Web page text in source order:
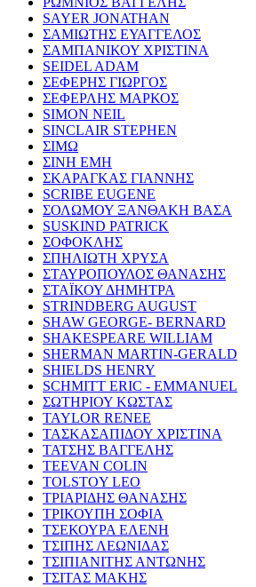
SAYER JONATHAN
ΣΑΜΙΩΤΗΣ ΕΥΑΓΓΕΛΟΣ
ΣΑΜΠΑΝΙΚΟΥ ΧΡΙΣΤΙΝΑ
SEIDEL ADAM
ΣΕΦΕΡΗΣ ΓΙΩΡΓΟΣ
ΣΕΦΕΡΛΗΣ ΜΑΡΚΟΣ
SIMON NEIL
SINCLAIR STEPHEN
ΣΙΜΩ
ΣΙΝΗ ΕΜΗ
ΣΚΑΡΑΓΚΑΣ ΓΙΑΝΝΗΣ
SCRIBE EUGENE
ΣΟΛΩΜΟΥ ΞΑΝΘΑΚΗ ΒΑΣΑ
SUSKIND PATRICK
ΣΟΦΟΚΛΗΣ
ΣΠΗΛΙΩΤΗ ΧΡΥΣΑ
ΣΤΑΥΡΟΠΟΥΛΟΣ ΘΑΝΑΣΗΣ
ΣΤΑΪΚΟΥ ΔΗΜΗΤΡΑ
STRINDBERG AUGUST
SHAW GEORGE- BERNARD
SHAKESPEARE WILLIAM
SHERMAN MARTIN-GERALD
SHIELDS HENRY
SCHMITT ERIC - EMMANUEL
ΣΩΤΗΡΙΟΥ ΚΩΣΤΑΣ
TAYLOR RENEE
ΤΑΣΚΑΣΑΠΙΔΟΥ ΧΡΙΣΤΙΝΑ
ΤΑΤΣΗΣ ΒΑΓΓΕΛΗΣ
TEEVAN COLIN
TOLSTOY LEO
ΤΡΙΑΡΙΔΗΣ ΘΑΝΑΣΗΣ
ΤΡΙΚΟΥΠΗ ΣΟΦΙΑ
ΤΣΕΚΟΥΡΑ ΕΛΕΝΗ
ΤΣΙΠΗΣ ΛΕΩΝΙΔΑΣ
ΤΣΙΠΙΑΝΙΤΗΣ ΑΝΤΩΝΗΣ
ΤΣΙΤΑΣ ΜΑΚΗΣ